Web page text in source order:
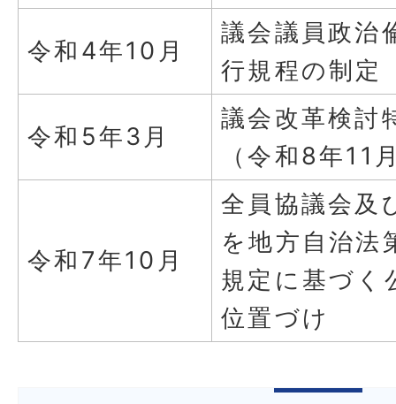
令和4年10月
議会議員政治
行規程の制定
令和5年3月
議会改革検討
（令和8年11
令和7年10月
全員協議会及
を地方自治法
規定に基づく
位置づけ